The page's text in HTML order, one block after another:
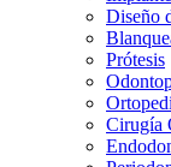
Diseño
Prótesis
Cirugía